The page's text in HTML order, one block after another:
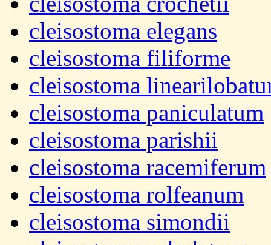
cleisostoma elegans
cleisostoma filiforme
cleisostoma
cleisostoma paniculatum
cleisostoma parishii
cleisostoma racemiferum
cleisostoma rolfeanum
cleisostoma simondii